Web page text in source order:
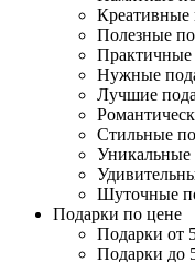
Креативные
Полезные
Практичные
Нужные
Лучшие
Стильные
Уникальные
Шуточные
Подарки по цене
Подарки от
Подарки до